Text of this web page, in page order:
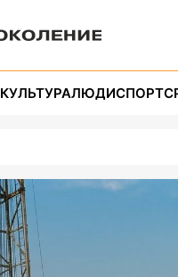
КУЛЬТУРАЛЮДИСПОРТ